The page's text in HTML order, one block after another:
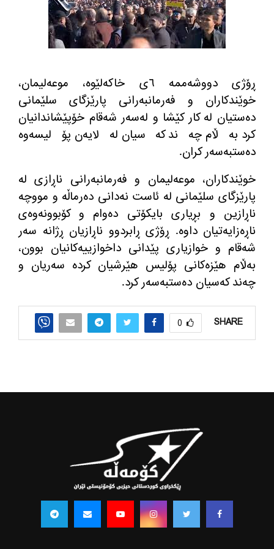
ڕۆژی دووشه‌ممه‌ ٦ی خاكه‌لێوه‌، موعه‌لیمان،
خوێندكاران و فه‌رمانبه‌رانی پارێزگای سلێمانی
ده‌ستیان له كار كێشا و له‌سه‌ر شه‌قام خۆپێشاندانیان
كرد به‌ڵام چه‌ند كه‌سیان له‌لایه‌ن پۆلیسه‌وه‌
ده‌ستبه‌سه‌ر كران.
خوێندكاران، موعه‌لیمان و فه‌رمانبه‌رانی ناڕازی له‌
پارێزگای سلێمانی له‌ ئاست نه‌دانی ده‌رماڵه و مووچه‌
ناڕازین و بڕیاری بایكۆتی ده‌وام و كۆبوونه‌وه‌ی
ناڕه‌زایه‌تیان داوه‌. ڕۆژی ڕابردوو ناڕازیان ڕژانه سه‌ر
شه‌قام و خوازیاری پێدانی داخوازییه‌كانیان بوون،
به‌ڵام هێزه‌كانی پۆلیس هێرشیان كرده‌ سه‌ریان و
چه‌ند كه‌سیان ده‌ستبه‌سه‌ر كرد.
SHARE
0